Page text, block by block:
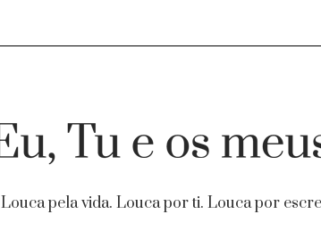
Louca pela vida. Louca por ti. Louca por